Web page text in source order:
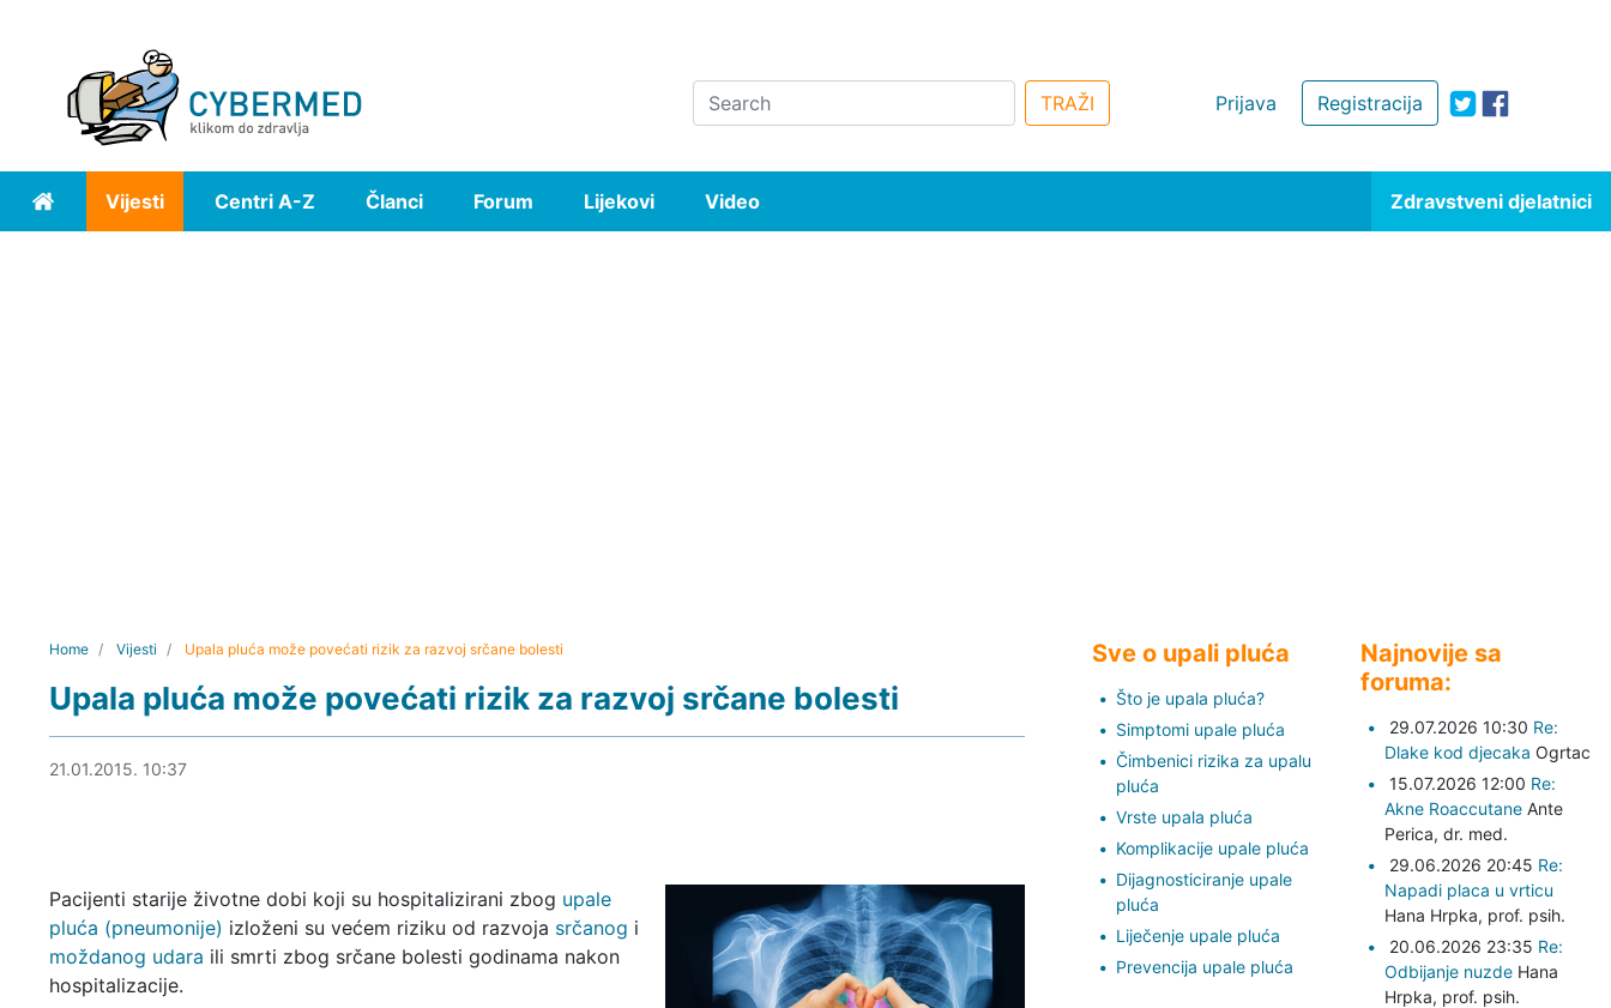
Registracija
Prijava
Search TRAŽI
Home Vijesti Centri A-Z Članci Forum Lijekovi Video Zdravstveni djelatnici
Home Vijesti Upala pluća može povećati rizik za razvoj srčane bolesti
Upala pluća može povećati rizik za razvoj srčane bolesti
21.01.2015. 11:43
21.01.2015. 10:37
Pacijenti starije životne dobi koji su hospitalizirani zbog upale
pluća (pneumonije) izloženi su većem riziku od razvoja srčanog i
moždanog udara ili smrti zbog srčane bolesti godinama nakon
hospitalizacije.
Sve o upali pluća
Što je upala pluća?
Simptomi upale pluća
Čimbenici rizika za upalu
pluća
Vrste upala pluća
Komplikacije upale pluća
Dijagnosticiranje upale
pluća
Liječenje upale pluća
Prevencija upale pluća
Najnovije sa
foruma:
29.07.2026 10:30 Re:
Dlake kod djecaka Ogrtac
15.07.2026 12:00 Re:
Akne Roaccutane Ante
Perica, dr. med.
29.06.2026 20:45 Re:
Napadi placa u vrticu
Hana Hrpka, prof. psih.
20.06.2026 23:35 Re:
Odbijanje nuzde Hana
Hrpka, prof. psih.